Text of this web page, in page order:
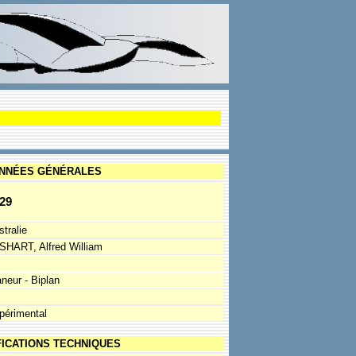
GÉNÉRALES
Alfred William
- Biplan
TECHNIQUES